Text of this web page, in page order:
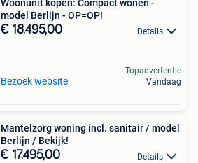
Woonunit kopen: Compact wonen -
model Berlijn - OP=OP!
€ 18.495,00 Details
Bezoek website
Topadvertentie
Vandaag
Mantelzorg woning incl. sanitair / model
Berlijn / Bekijk!
€ 17.495,00 Details